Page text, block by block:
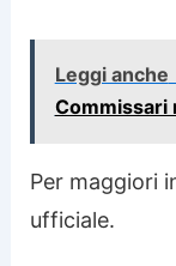
Leggi anche
Commissari
Per maggiori
ufficiale.